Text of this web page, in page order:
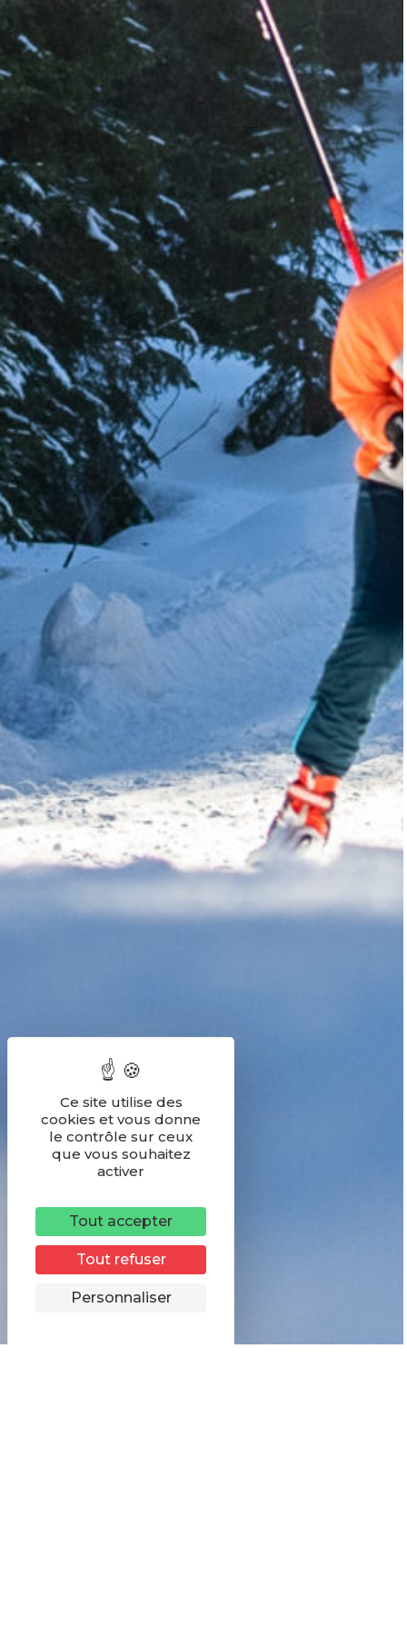
NEIGE ET
Ce site utilise des
cookies et vous donne
le contrôle sur ceux
que vous souhaitez
activer
Tout accepter
Tout refuser
Personnaliser